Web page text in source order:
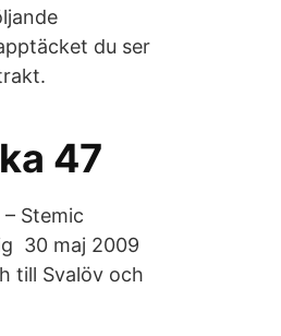
du ser
47
‎Stemic
30 maj 2009
till Svalöv och